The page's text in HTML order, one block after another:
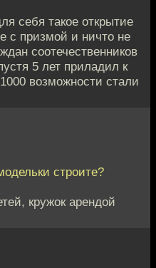
себя такое открытие
с призмой и ничто не
соотечественников
5 лет приладил к
возможности стали
строите?
кружок арендой